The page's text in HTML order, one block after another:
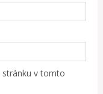
v tomto